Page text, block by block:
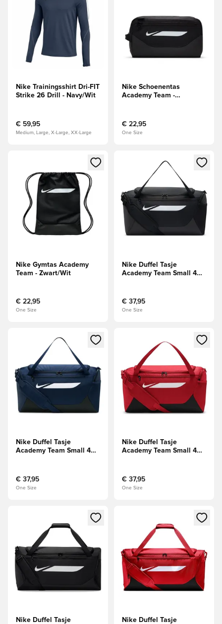
Nike Trainingsshirt Dri-FIT
Strike 26 Drill - Navy/Wit
€ 59,95
Medium, Large, X-Large, XX-Large
Nike Schoenentas
Academy Team -
€ 22,95
One Size
Opent een venster om in te loggen of je aan te melden als
Nike Gymtas Academy
Team - Zwart/Wit
€ 22,95
One Size
Opent een venster om in te
Nike Duffel Tasje
Academy Team Small 40L
€ 37,95
One Size
Opent een venster om in te loggen of je aan te melden als
Nike Duffel Tasje
Academy Team Small 40L
€ 37,95
One Size
Opent een venster om in te
Nike Duffel Tasje
Academy Team Small 40L
€ 37,95
One Size
Opent een venster om in te loggen of je aan te melden als
Nike Duffel Tasje
Opent een venster om in te
Nike Duffel Tasje